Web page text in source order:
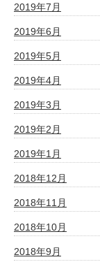
2019年7月
2019年6月
2019年5月
2019年4月
2019年3月
2019年2月
2019年1月
2018年12月
2018年11月
2018年10月
2018年9月